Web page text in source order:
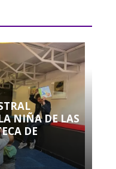
NIÑA DE LAS
DE